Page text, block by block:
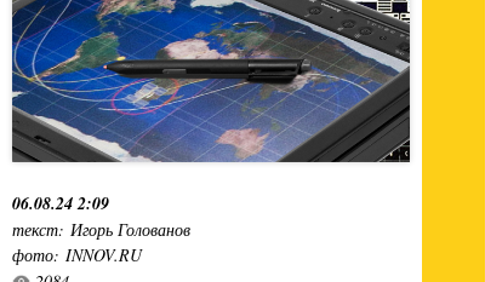
06.08.24 2:09
текст: Игорь Голованов
фото: INNOV.RU